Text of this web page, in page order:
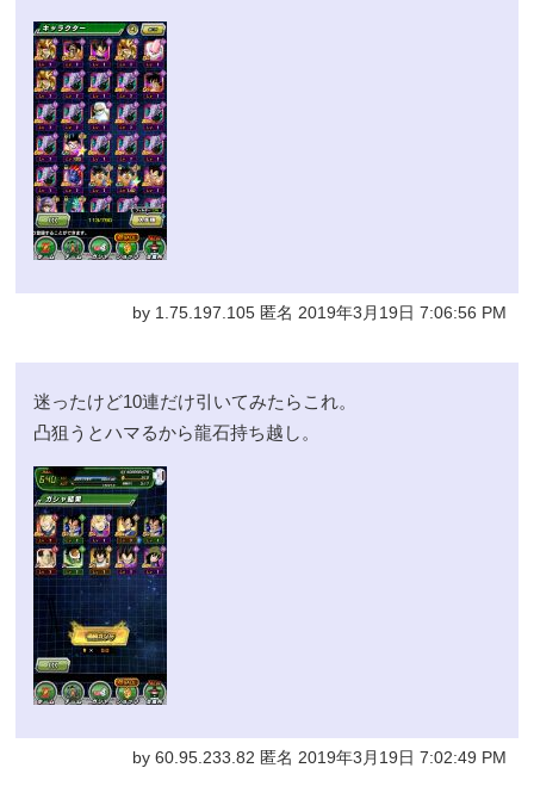
by 1.75.197.105 匿名 2019年3月19日 7:06:56 PM
迷ったけど10連だけ引いてみたらこれ。
凸狙うとハマるから龍石持ち越し。
by 60.95.233.82 匿名 2019年3月19日 7:02:49 PM